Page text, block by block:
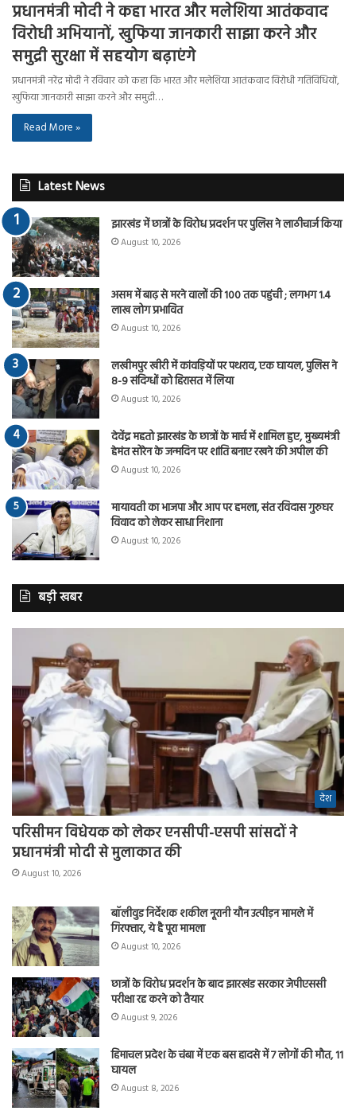
प्रधानमंत्री मोदी ने कहा भारत और मलेशिया आतंकवाद
विरोधी अभियानों, खुफिया जानकारी साझा करने और
समुद्री सुरक्षा में सहयोग बढ़ाएंगे
प्रधानमंत्री नरेंद्र मोदी ने रविवार को कहा कि भारत और मलेशिया आतंकवाद विरोधी गतिविधियों,
खुफिया जानकारी साझा करने और समुद्री…
Read More »
Latest News
झारखंड में छात्रों के विरोध प्रदर्शन पर पुलिस ने लाठीचार्ज किया
August 10, 2026
असम में बाढ़ से मरने वालों की 100 तक पहुंची ; लगभग 1.4
लाख लोग प्रभावित
August 10, 2026
लखीमपुर खीरी में कांवड़ियों पर पथराव, एक घायल, पुलिस ने
8-9 संदिग्धों को हिरासत में लिया
August 10, 2026
देवेंद्र महतो झारखंड के छात्रों के मार्च में शामिल हुए, मुख्यमंत्री
हेमंत सोरेन के जन्मदिन पर शांति बनाए रखने की अपील की
August 10, 2026
मायावती का भाजपा और आप पर हमला, संत रविदास गुरुघर
विवाद को लेकर साधा निशाना
August 10, 2026
बड़ी खबर
देश
परिसीमन विधेयक को लेकर एनसीपी-एसपी सांसदों ने
प्रधानमंत्री मोदी से मुलाकात की
August 10, 2026
बॉलीवुड निर्देशक शकील नूरानी यौन उत्पीड़न मामले में
गिरफ्तार, ये है पूरा मामला
August 10, 2026
छात्रों के विरोध प्रदर्शन के बाद झारखंड सरकार जेपीएससी
परीक्षा रद्द करने को तैयार
August 9, 2026
हिमाचल प्रदेश के चंबा में एक बस हादसे में 7 लोगों की मौत, 11
घायल
August 8, 2026